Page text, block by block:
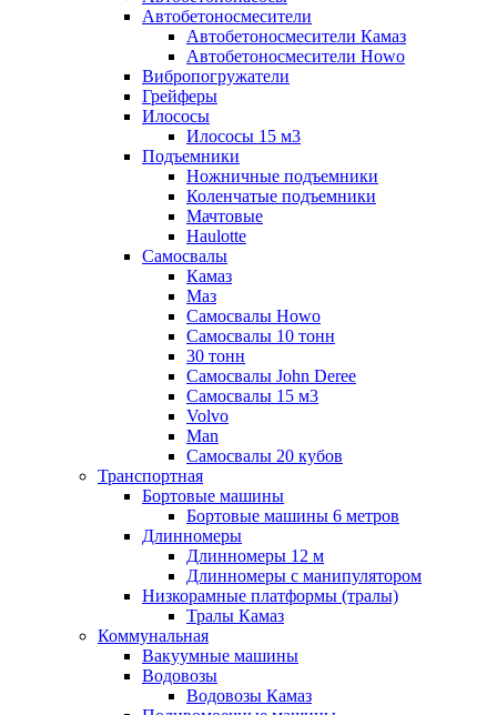
Автобетоносмесители
Автобетоносмесители Камаз
Автобетоносмесители Howo
Вибропогружатели
Грейферы
Илососы
Илососы 15 м3
Подъемники
Ножничные подъемники
Коленчатые подъемники
Мачтовые
Haulotte
Самосвалы
Камаз
Маз
Самосвалы Howo
Самосвалы 10 тонн
30 тонн
Самосвалы John Deree
Самосвалы 15 м3
Volvo
Man
Самосвалы 20 кубов
Транспортная
Бортовые машины
Бортовые машины 6 метров
Длинномеры
Длинномеры 12 м
Длинномеры с манипулятором
Низкорамные платформы (тралы)
Тралы Камаз
Коммунальная
Вакуумные машины
Водовозы
Водовозы Камаз